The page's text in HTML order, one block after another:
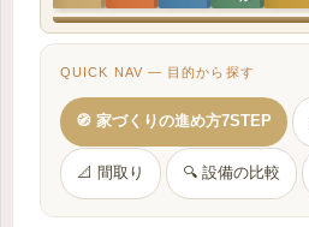
QUICK NAV — 目的から探す
🧭 家づくりの進め方7STEP
📐 間取り 🔍 設備の比較